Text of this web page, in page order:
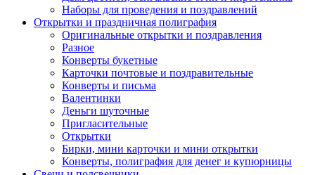
Наборы для проведения и поздравлений
Открытки и праздничная полиграфия
Оригинальные открытки и поздравления
Разное
Конверты букетные
Карточки почтовые и поздравительные
Конверты и письма
Валентинки
Деньги шуточные
Пригласительные
Открытки
Бирки, мини карточки и мини открытки
Конверты, полиграфия для денег и купюрницы